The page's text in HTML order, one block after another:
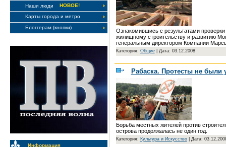
Наши люди
НОВОЕ!
Карты города и метро
Блоггерам (кнопки)
Информация
Ознакомившись с результатами
жилищному строительству и развитию
генеральным директором Компании
Категория: Общие| Дата: 03.12.2008
Рабаска. Протесты не
Борьба местных жителей против
острова продолжалась не один год.
Категория: Культура и Искусство| Дата: